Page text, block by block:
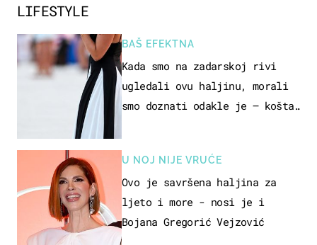
LIFESTYLE
BAŠ EFEKTNA
Kada smo na zadarskoj rivi
ugledali ovu haljinu, morali
smo doznati odakle je – košta
U NOJ NIJE VRUĆE
Ovo je savršena haljina za
ljeto i more - nosi je i
Bojana Gregorić Vejzović